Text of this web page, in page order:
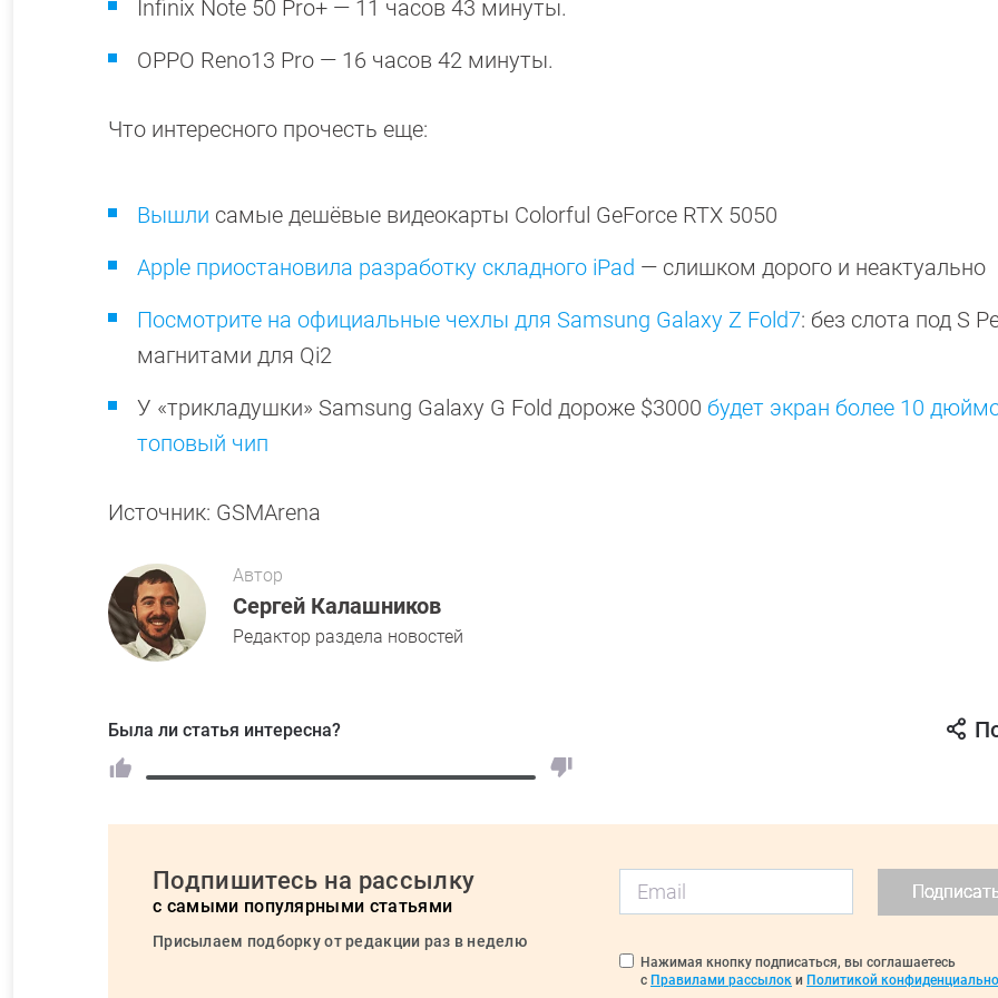
Infinix Note 50 Pro+ — 11 часов 43 минуты.
OPPO Reno13 Pro — 16 часов 42 минуты.
Что интересного прочесть еще:
Вышли самые дешёвые видеокарты Colorful GeForce RTX 5050
Apple приостановила разработку складного iPad — слишком дорого и неактуально
Посмотрите на официальные чехлы для Samsung Galaxy Z Fold7: без слота под S
магнитами для Qi2
У «трикладушки» Samsung Galaxy G Fold дороже $3000 будет экран более 10
топовый чип
Источник: GSMArena
Автор
Сергей Калашников
Редактор раздела новостей
Была ли статья интересна?
Подпишитесь на рассылку
с самыми популярными статьями
Присылаем подборку от редакции раз в неделю
Нажимая кнопку подписаться, вы соглашаетесь
с Правилами рассылок и Политикой